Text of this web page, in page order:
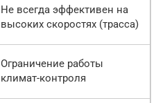
Не всегда эффективен на
высоких скоростях (трасса)
Ограничение работы
климат-контроля